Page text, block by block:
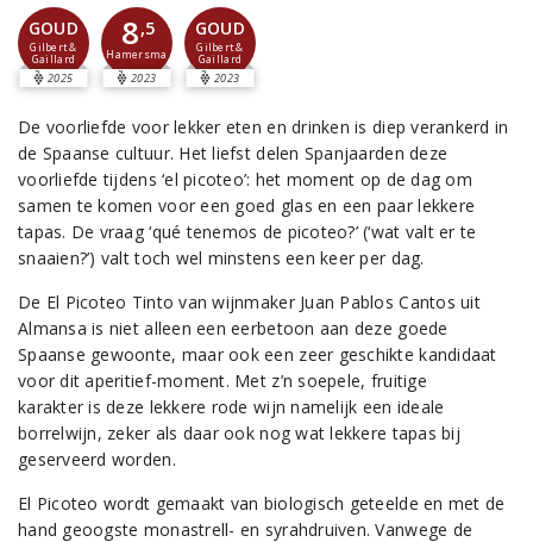
GOUD
Gilbert &
Gaillard
2025
8,5
Hamersma
2023
GOUD
Gilbert &
Gaillard
2023
De voorliefde voor lekker eten en drinken is diep verankerd in
de Spaanse cultuur. Het liefst delen Spanjaarden deze
voorliefde tijdens ‘el picoteo’: het moment op de dag om
samen te komen voor een goed glas en een paar lekkere
tapas. De vraag ‘qué tenemos de picoteo?’ (‘wat valt er te
snaaien?’) valt toch wel minstens een keer per dag.
De El Picoteo Tinto van wijnmaker Juan Pablos Cantos uit
Almansa is niet alleen een eerbetoon aan deze goede
Spaanse gewoonte, maar ook een zeer geschikte kandidaat
voor dit aperitief-moment. Met z’n soepele, fruitige
karakter is deze lekkere rode wijn namelijk een ideale
borrelwijn, zeker als daar ook nog wat lekkere tapas bij
geserveerd worden.
El Picoteo wordt gemaakt van biologisch geteelde en met de
hand geoogste monastrell- en syrahdruiven. Vanwege de